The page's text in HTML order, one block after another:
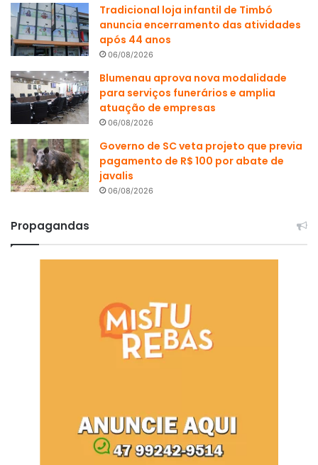
Tradicional loja infantil de Timbó
anuncia encerramento das atividades
após 44 anos
06/08/2026
Blumenau aprova nova modalidade
para serviços funerários e amplia
atuação de empresas
06/08/2026
Governo de SC veta projeto que previa
pagamento de R$ 100 por abate de
javalis
06/08/2026
Propagandas